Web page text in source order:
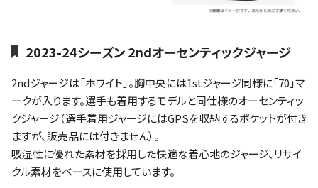
2023-24シーズン 2ndオーセンティックジャージ
2ndジャージは「ホワイト」。胸中央には1stジャージ同様に「70」マ
ークが入ります。選手も着用するモデルと同仕様のオーセンティッ
クジャージ（選手着用ジャージにはGPSを収納するポケットが付き
ますが、販売品には付きません）。
吸湿性に優れた素材を採用した快適な着心地のジャージ、リサイ
クル素材をベースに使用しています。